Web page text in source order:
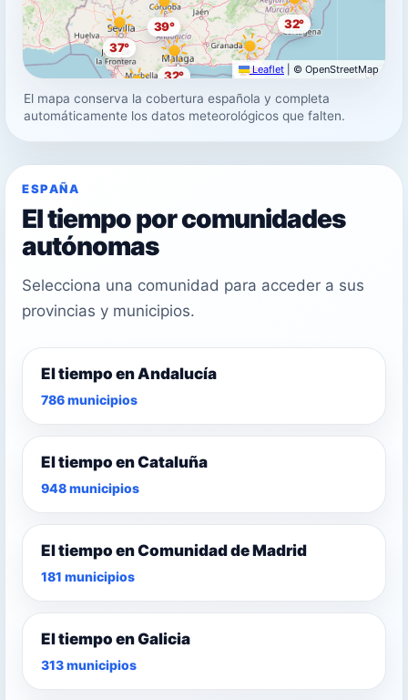
37°
32°
32°
39°
29°
32°
Leaflet © OpenStreetMap
El mapa conserva la cobertura española y completa
automáticamente los datos meteorológicos que falten.
ESPAÑA
El tiempo por comunidades
autónomas
Selecciona una comunidad para acceder a sus
provincias y municipios.
El tiempo en Andalucía
786 municipios
El tiempo en Cataluña
948 municipios
El tiempo en Comunidad de Madrid
181 municipios
El tiempo en Galicia
313 municipios